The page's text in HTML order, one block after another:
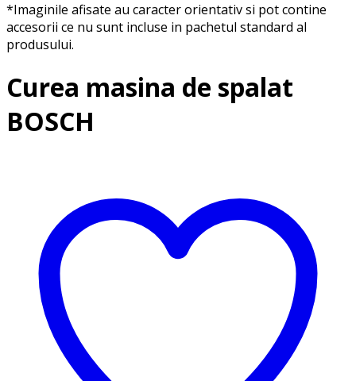
*Imaginile afisate au caracter orientativ si pot contine
accesorii ce nu sunt incluse in pachetul standard al
produsului.
Curea masina de spalat
BOSCH